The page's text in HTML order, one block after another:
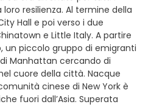
resilienza. Al termine della
Hall e poi verso i due
e Little Italy. A partire
un piccolo gruppo di emigranti
di Manhattan cercando di
cuore della città. Nacque
cinese di New York è
fuori dall’Asia. Superata